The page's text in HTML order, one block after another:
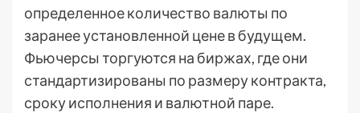
определенное количество валюты по
заранее установленной цене в будущем.
Фьючерсы торгуются на биржах, где они
стандартизированы по размеру контракта,
сроку исполнения и валютной паре.